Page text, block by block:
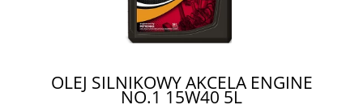
OLEJ SILNIKOWY AKCELA ENGINE
NO.1 15W40 5L